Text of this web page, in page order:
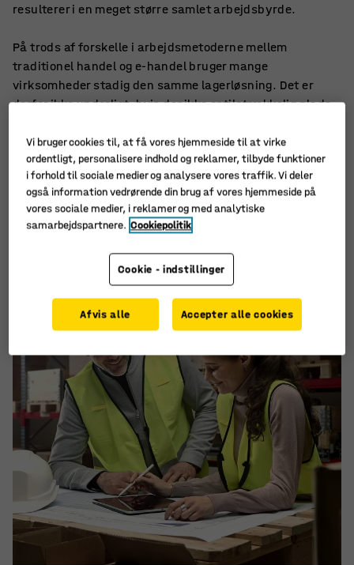
resulterer i en meget større samlet arbejdsbyrde.
På trods af forskelle i arbejdsmetoderne mellem
traditionel handel og e-handel bruger mange
virksomheder stadig den samme lagerløsning. Det er
derfor ikke underligt, hvis der ikke er tilstrækkelig plads
arbejdet. Heldigvis er det muligt at tilpasse sig de nye
forhold relativt hurtigt gennem en målrettet indsats på
områderne organisation, udstyr og personale.
Vi bruger cookies til, at få vores hjemmeside til at virke
ordentligt, personalisere indhold og reklamer, tilbyde funktioner
i forhold til sociale medier og analysere vores traffik. Vi deler
også information vedrørende din brug af vores hjemmeside på
vores sociale medier, i reklamer og med analytiske
samarbejdspartnere. Cookiepolitik
Cookie - indstillinger
Afvis alle Accepter alle cookies